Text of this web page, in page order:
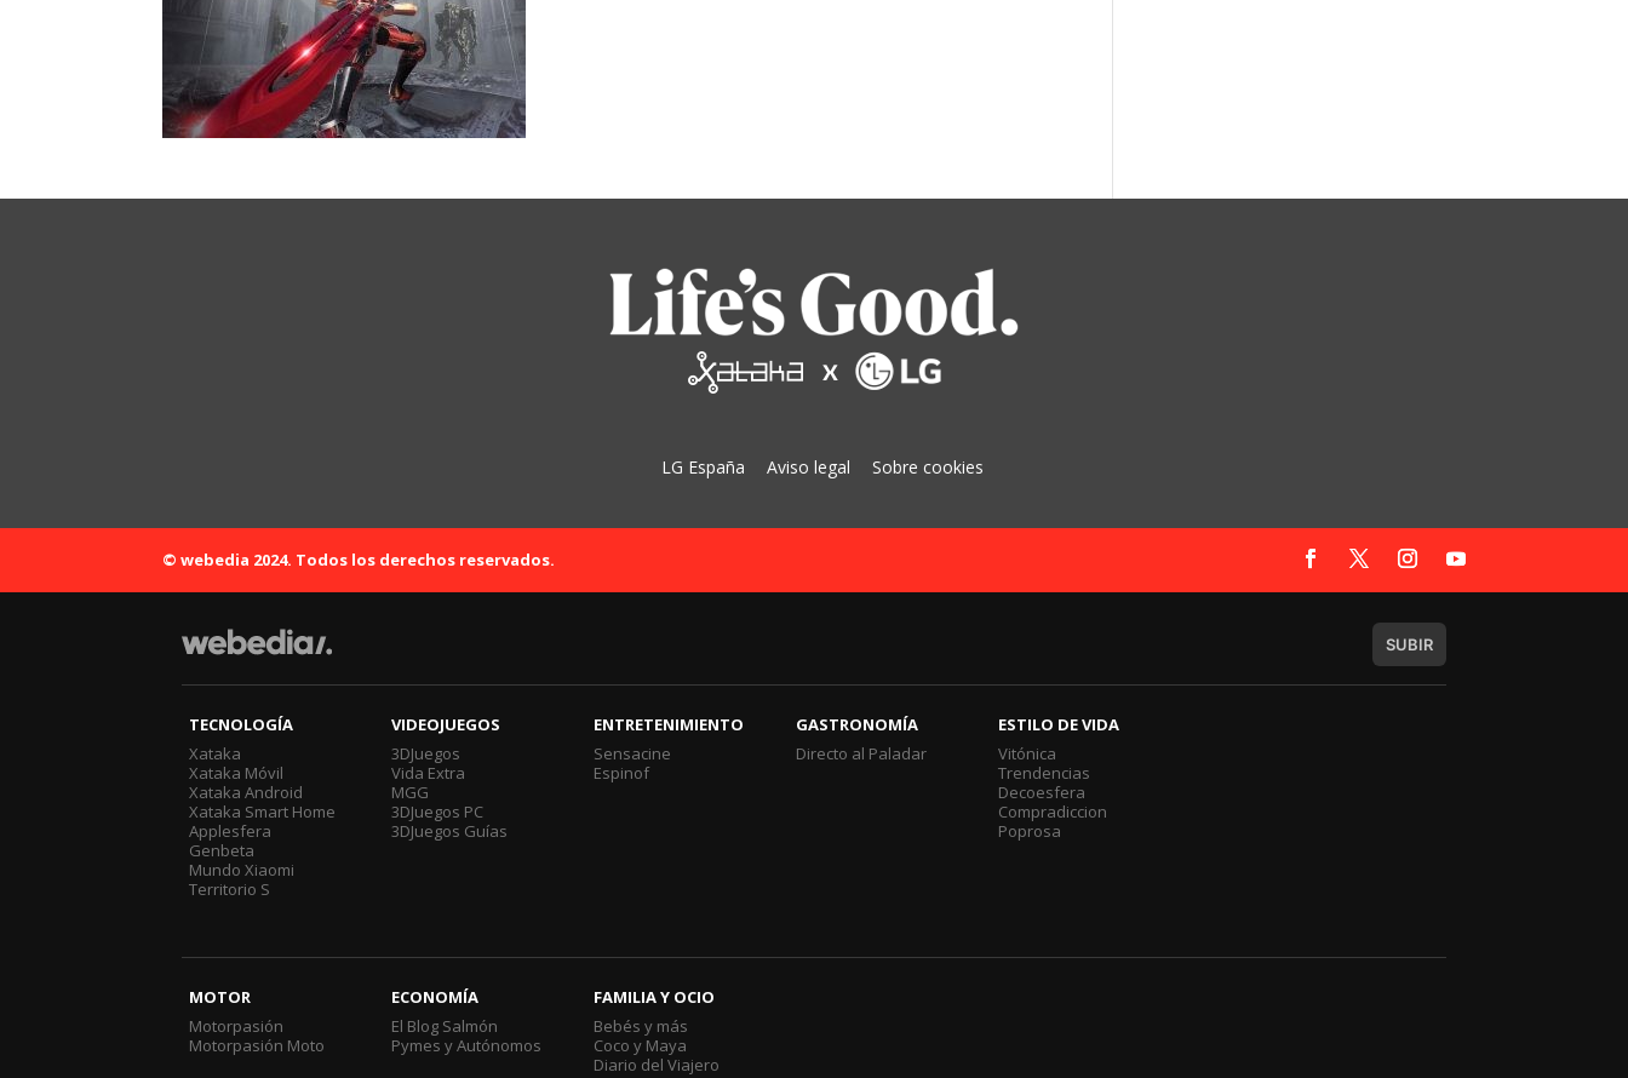
LG España Aviso legal Sobre cookies
© webedia 2024. Todos los derechos reservados.
SUBIR
TECNOLOGÍA
Xataka
Xataka Móvil
Xataka Android
Xataka Smart Home
Applesfera
Genbeta
Mundo Xiaomi
Territorio S
VIDEOJUEGOS
3DJuegos
Vida Extra
MGG
3DJuegos PC
3DJuegos Guías
ENTRETENIMIENTO
Sensacine
Espinof
GASTRONOMÍA
Directo al Paladar
ESTILO DE VIDA
Vitónica
Trendencias
Decoesfera
Compradiccion
Poprosa
MOTOR
Motorpasión
Motorpasión Moto
ECONOMÍA
El Blog Salmón
Pymes y Autónomos
FAMILIA Y OCIO
Bebés y más
Coco y Maya
Diario del Viajero